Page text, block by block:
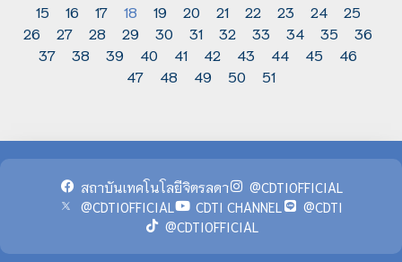
15
16 17 18 19 20 21 22 23 24
25
26
27 28 29 30 31 32 33 34 35
36
37
38 39 40 41 42 43 44 45
46
47
48 49 50 51
สถาบันเทคโนโลยีจิตรลดา
@CDTIOFFICIAL
@CDTIOFFICIAL
CDTI CHANNEL
@CDTI
@CDTIOFFICIAL